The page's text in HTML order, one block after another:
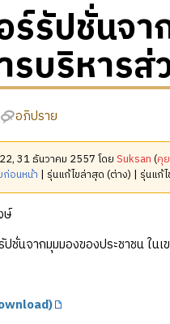
รัปชั่นจา
รบริหาร
อภิปราย
31 ธันวาคม 2557 โดยSuksan (คุย
อนหน้า | รุ่นแก้ไขล่าสุด (ต่าง) | รุ่นแก้
ษ์
ชั่นจากมุมมองของประชาชน ใน